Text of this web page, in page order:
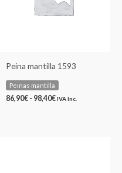
Peina mantilla 1593
Peinas mantilla
86,90€ - 98,40€ IVA Inc.